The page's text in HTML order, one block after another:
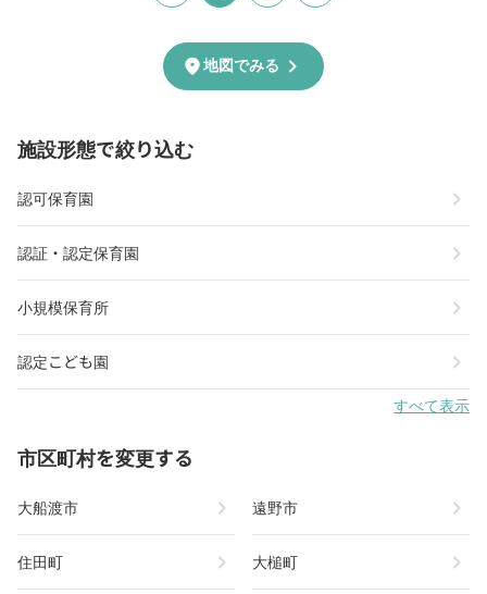
location_on地図でみる chevron_right
施設形態で絞り込む
認可保育園 chevron_right
認証・認定保育園 chevron_right
小規模保育所 chevron_right
認定こども園 chevron_right
すべて表示
市区町村を変更する
大船渡市 chevron_right 遠野市 chevron_right
住田町 chevron_right 大槌町 chevron_right